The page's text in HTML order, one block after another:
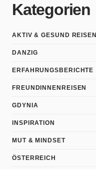
Kategorien
AKTIV & GESUND REISEN
DANZIG
ERFAHRUNGSBERICHTE
FREUNDINNENREISEN
GDYNIA
INSPIRATION
MUT & MINDSET
ÖSTERREICH